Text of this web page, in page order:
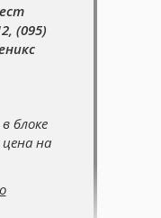
(095)
блоке
на